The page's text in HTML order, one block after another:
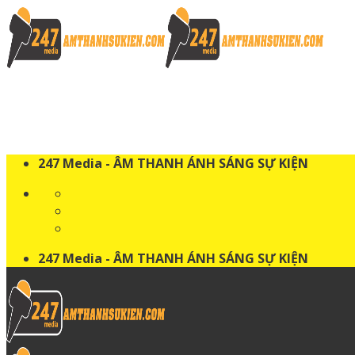
Skip
to
content
247 Media - ÂM THANH ÁNH SÁNG SỰ KIỆN
247 Media - ÂM THANH ÁNH SÁNG SỰ KIỆN